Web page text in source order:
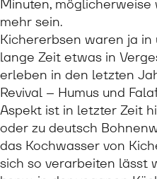
Minuten, möglicherweise
mehr sein.
Kichererbsen waren ja
lange Zeit etwas in
erleben in den letzten
Revival – Humus und
Aspekt ist in letzter Zeit
oder zu deutsch
das Kochwasser von
sich so verarbeiten lässt